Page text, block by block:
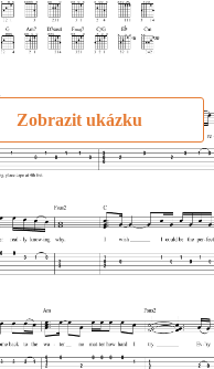
Zobrazit ukázku